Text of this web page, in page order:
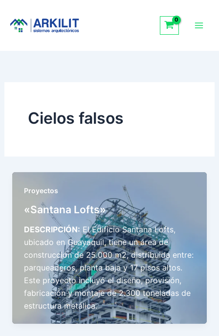
contenido
Cielos falsos
Proyectos
«Santana Lofts»
DESCRIPCIÓN: El Edificio Santana Lofts,
ubicado en Guayaquil, tiene un área de
construcción de 25.000 m2, distribuida entre:
parqueaderos, planta baja y 17 pisos altos.
Este proyecto incluyó el diseño, provisión,
fabricación y montaje de 2.300 toneladas de
estructura metálica.